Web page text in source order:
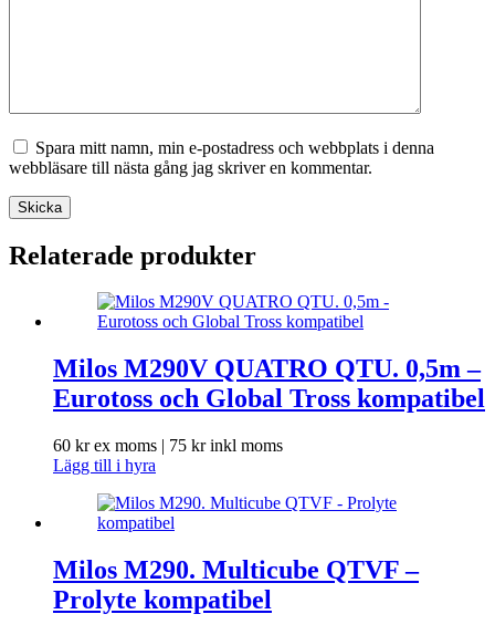
Spara mitt namn, min e-postadress och webbplats i denna
webbläsare till nästa gång jag skriver en kommentar.
Skicka
Relaterade produkter
Milos M290V QUATRO QTU. 0,5m –
Eurotoss och Global Tross kompatibel
60 krex moms | 75 krinkl moms
Lägg till i hyra
Milos M290. Multicube QTVF –
Prolyte kompatibel